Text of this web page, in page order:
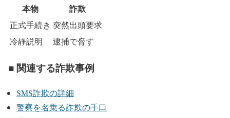
本物 詐欺
正式手続き 突然出頭要求
冷静説明
逮捕で脅す
■ 関連する詐欺事例
SMS詐欺の詳細
警察を名乗る詐欺の手口